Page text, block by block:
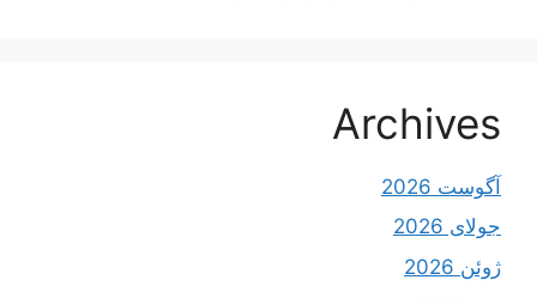
Archives
آگوست 2026
جولای 2026
ژوئن 2026